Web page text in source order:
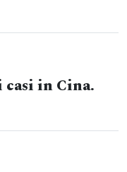
casi in Cina.